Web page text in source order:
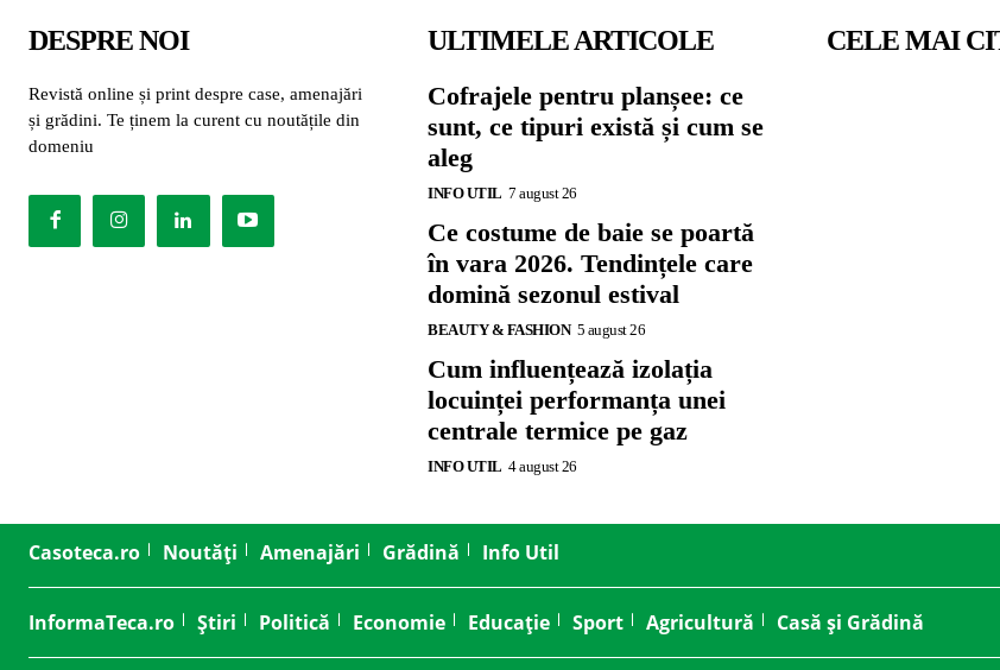
DESPRE NOI
Revistă online și print despre case, amenajări
și grădini. Te ținem la curent cu noutățile din
domeniu
ULTIMELE ARTICOLE
Cofrajele pentru planșee: ce
sunt, ce tipuri există și cum se
aleg
INFO UTIL 7 august 26
Ce costume de baie se poartă
în vara 2026. Tendințele care
domină sezonul estival
BEAUTY & FASHION 5 august 26
Cum influențează izolația
locuinței performanța unei
centrale termice pe gaz
INFO UTIL 4 august 26
CELE MAI
Casoteca.ro Noutăți Amenajări Grădină Info Util
InformaTeca.ro Știri Politică Economie Educație Sport Agricultură Casă și Grădină